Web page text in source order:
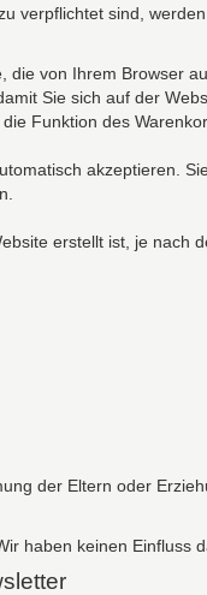
verpflichtet sind,
von Ihrem Browser
Sie sich auf der
Funktion des
akzeptieren.
erstellt ist, je nach
der Eltern oder
haben keinen Einfluss